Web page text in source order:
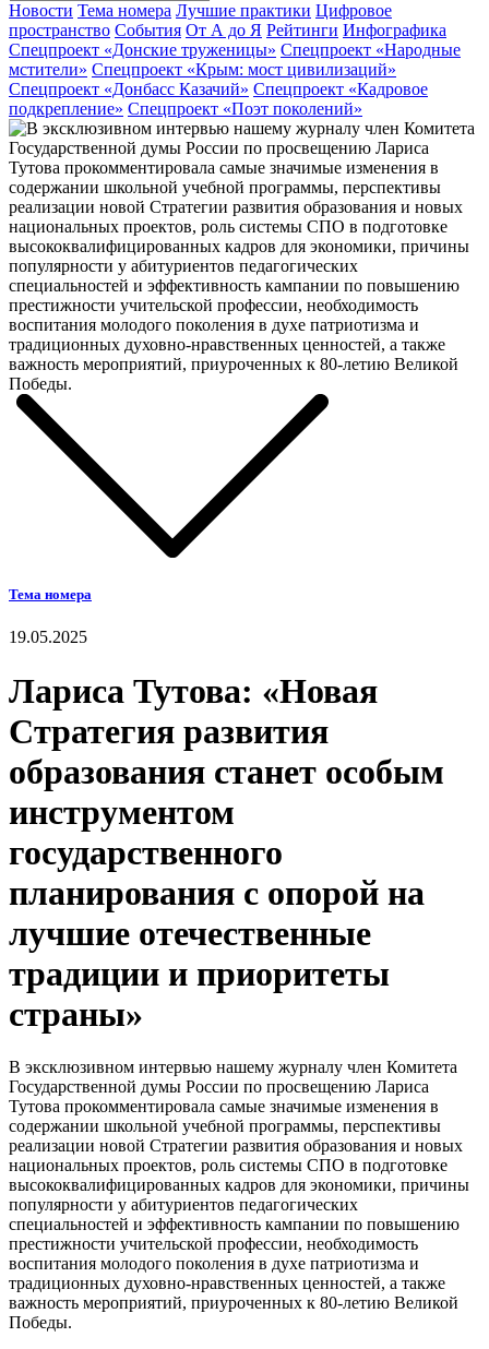
Новости Тема номера Лучшие практики Цифровое
пространство События От А до Я Рейтинги Инфографика
Спецпроект «Донские труженицы» Спецпроект «Народные
мстители» Спецпроект «Крым: мост цивилизаций»
Спецпроект «Донбасс Казачий» Спецпроект «Кадровое
подкрепление» Спецпроект «Поэт поколений»
Тема номера
19.05.2025
Лариса Тутова: «Новая
Стратегия развития
образования станет особым
инструментом
государственного
планирования с опорой на
лучшие отечественные
традиции и приоритеты
страны»
В эксклюзивном интервью нашему журналу член Комитета
Государственной думы России по просвещению Лариса
Тутова прокомментировала самые значимые изменения в
содержании школьной учебной программы, перспективы
реализации новой Стратегии развития образования и новых
национальных проектов, роль системы СПО в подготовке
высококвалифицированных кадров для экономики, причины
популярности у абитуриентов педагогических
специальностей и эффективность кампании по повышению
престижности учительской профессии, необходимость
воспитания молодого поколения в духе патриотизма и
традиционных духовно-нравственных ценностей, а также
важность мероприятий, приуроченных к 80-летию Великой
Победы.